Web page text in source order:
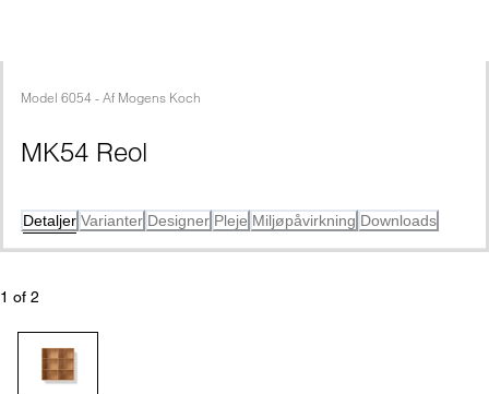
Model 6054 - Af Mogens Koch
MK54 Reol
Detaljer Varianter Designer Pleje Miljøpåvirkning Downloads
1 of 2